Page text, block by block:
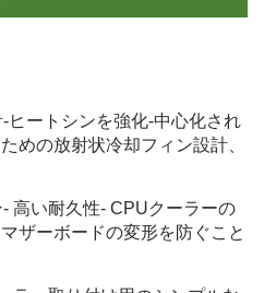
ヒートシンを強化-中心化され
めの放射状冷却フィン設計、
高い耐久性- CPUクーラーの
ザーボードの変形を防ぐこと